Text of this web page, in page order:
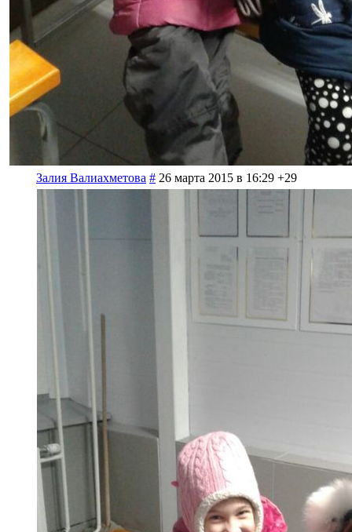
Залия Валиахметова # 26 марта 2015 в 16:29 +29